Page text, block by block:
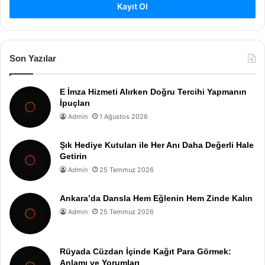
Kayıt Ol
Son Yazılar
E İmza Hizmeti Alırken Doğru Tercihi Yapmanın
İpuçları
Admin 1 Ağustos 2026
Şık Hediye Kutuları ile Her Anı Daha Değerli Hale
Getirin
Admin 25 Temmuz 2026
Ankara’da Dansla Hem Eğlenin Hem Zinde Kalın
Admin 25 Temmuz 2026
Rüyada Cüzdan İçinde Kağıt Para Görmek:
Anlamı ve Yorumları